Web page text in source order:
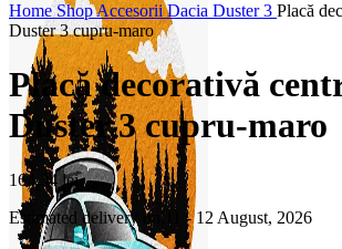
Home ShopAccesorii Dacia Duster 3 Placă
Duster 3 cupru-maro
Placă decorativă
Duster 3 cupru-maro
164,34 lei
Estimated delivery on 11 - 12 August, 2026